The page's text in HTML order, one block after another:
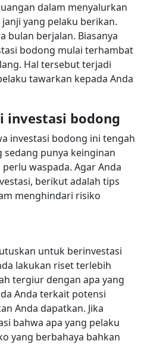
dalam menyalurkan
yang pelaku berikan.
bulan berjalan. Biasanya
bodong mulai terhambat
Hal tersebut terjadi
tawarkan kepada Anda
investasi bodong
investasi bodong ini tengah
sedang punya keinginan
waspada. Agar Anda
berikut adalah tips
menghindari risiko
untuk berinvestasi
lakukan riset terlebih
tergiur dengan apa yang
Anda terkait potensi
Anda dapatkan. Jika
bahwa apa yang pelaku
yang berbahaya bahkan